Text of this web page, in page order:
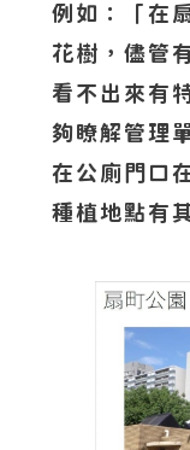
例如：「在
花樹，儘管
看不出來有
夠瞭解管理
在公廁門口
種植地點有